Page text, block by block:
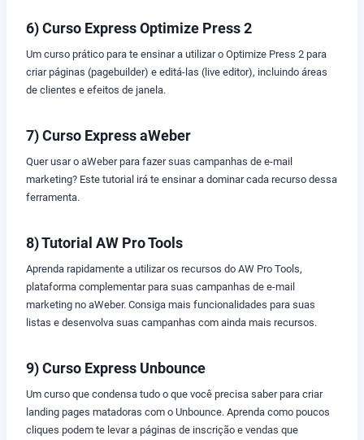
6) Curso Express Optimize Press 2
Um curso prático para te ensinar a utilizar o Optimize Press 2 para
criar páginas (pagebuilder) e editá-las (live editor), incluindo áreas
de clientes e efeitos de janela.
7) Curso Express aWeber
Quer usar o aWeber para fazer suas campanhas de e-mail
marketing? Este tutorial irá te ensinar a dominar cada recurso dessa
ferramenta.
8) Tutorial AW Pro Tools
Aprenda rapidamente a utilizar os recursos do AW Pro Tools,
plataforma complementar para suas campanhas de e-mail
marketing no aWeber. Consiga mais funcionalidades para suas
listas e desenvolva suas campanhas com ainda mais recursos.
9) Curso Express Unbounce
Um curso que condensa tudo o que você precisa saber para criar
landing pages matadoras com o Unbounce. Aprenda como poucos
cliques podem te levar a páginas de inscrição e vendas que